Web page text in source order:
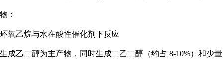
物：
环氧乙烷与水在酸性催化剂下反应
生成乙二醇为主产物，同时生成二乙二醇（约占 8-10%）和少量